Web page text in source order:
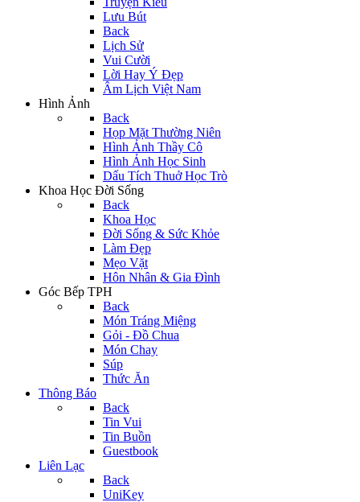
Lưu Bút
Back
Lịch Sử
Vui Cười
Lời Hay Ý Đẹp
Âm Lịch Việt Nam
Hình Ảnh
Back
Họp Mặt Thường Niên
Hình Ảnh Thầy Cô
Hình Ảnh Học Sinh
Dấu Tích Thuở Học Trò
Khoa Học Đời Sống
Back
Khoa Học
Đời Sống & Sức Khỏe
Làm Đẹp
Mẹo Vặt
Hôn Nhân & Gia Đình
Góc Bếp TPH
Back
Món Tráng Miệng
Gỏi - Đồ Chua
Món Chay
Súp
Thức Ăn
Thông Báo
Back
Tin Vui
Tin Buồn
Guestbook
Liên Lạc
Back
UniKey